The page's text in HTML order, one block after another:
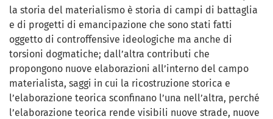
la storia del materialismo è storia di campi di battaglia
e di progetti di emancipazione che sono stati fatti
oggetto di controffensive ideologiche ma anche di
torsioni dogmatiche; dall’altra contributi che
propongono nuove elaborazioni all’interno del campo
materialista, saggi in cui la ricostruzione storica e
l’elaborazione teorica sconfinano l’una nell’altra, perché
l’elaborazione teorica rende visibili nuove strade, nuove